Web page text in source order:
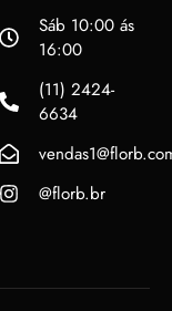
Sáb 10:00 ás
16:00
(11) 2424-
6634
@florb.br